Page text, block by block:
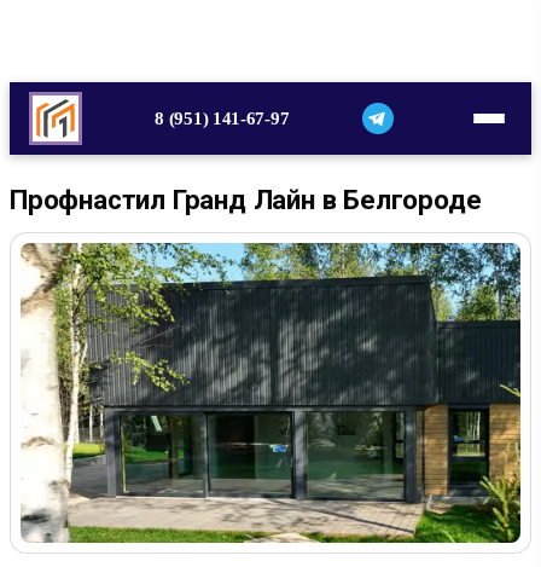
8 (951) 141-67-97
Профнастил Гранд Лайн в Белгороде